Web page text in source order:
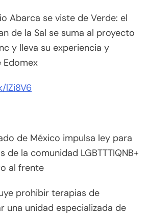
Abarca se viste de Verde: el
de la Sal se suma al proyecto
y lleva su experiencia y
Edomex
lZi8V6
de México impulsa ley para
de la comunidad LGBTTTIQNB+
al frente
prohibir terapias de
una unidad especializada de